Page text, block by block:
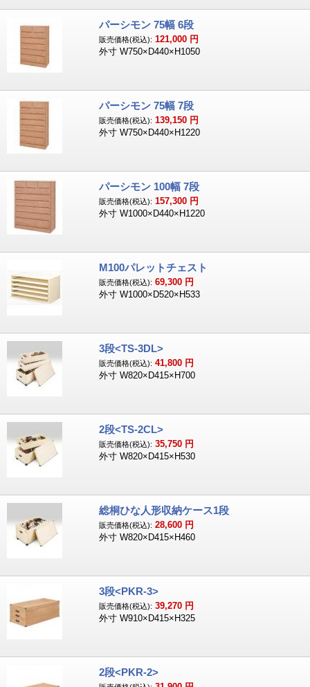
パーシモン 75幅 6段
販売価格(税込): 121,000 円
外寸 W750×D440×H1050
パーシモン 75幅 7段
販売価格(税込): 139,150 円
外寸 W750×D440×H1220
パーシモン 100幅 7段
販売価格(税込): 157,300 円
外寸 W1000×D440×H1220
M100パレットチェスト
販売価格(税込): 69,300 円
外寸 W1000×D520×H533
3段<TS-3DL>
販売価格(税込): 41,800 円
外寸 W820×D415×H700
2段<TS-2CL>
販売価格(税込): 35,750 円
外寸 W820×D415×H530
総桐ひな人形収納ケース1段
販売価格(税込): 28,600 円
外寸 W820×D415×H460
3段<PKR-3>
販売価格(税込): 39,270 円
外寸 W910×D415×H325
2段<PKR-2>